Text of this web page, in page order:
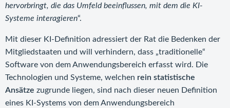
hervorbringt, die das Umfeld beeinflussen, mit dem die KI-
Systeme interagieren“.
Mit dieser KI-Definition adressiert der Rat die Bedenken der
Mitgliedstaaten und will verhindern, dass „traditionelle“
Software von dem Anwendungsbereich erfasst wird. Die
Technologien und Systeme, welchen rein statistische
Ansätze zugrunde liegen, sind nach dieser neuen Definition
eines KI-Systems von dem Anwendungsbereich